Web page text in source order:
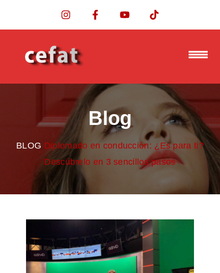
Blog
BLOG Diplomado en conducción: ¿Es para ti?
Descúbrelo en 3 sencillos pasos